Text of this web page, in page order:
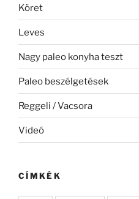
Köret
Leves
Nagy paleo konyha teszt
Paleo beszélgetések
Reggeli / Vacsora
Videó
CÍMKÉK